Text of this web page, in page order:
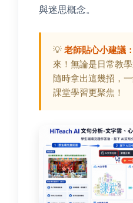
與迷思概念。
💡 老師貼心小建議：
來！無論是日常教
隨時拿出這幾招，
課堂學習更聚焦！